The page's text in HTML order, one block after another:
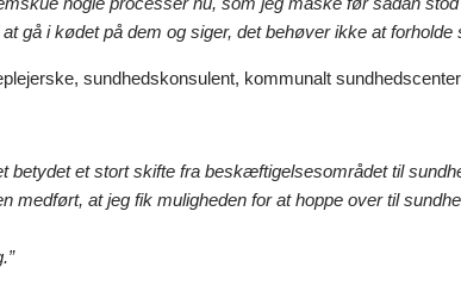
gå i kødet på dem og siger, det behøver ikke at forholde
sundhedskonsulent, kommunalt sundhedscenter
betydet et stort skifte fra beskæftigelsesområdet til
medført, at jeg fik muligheden for at hoppe over til